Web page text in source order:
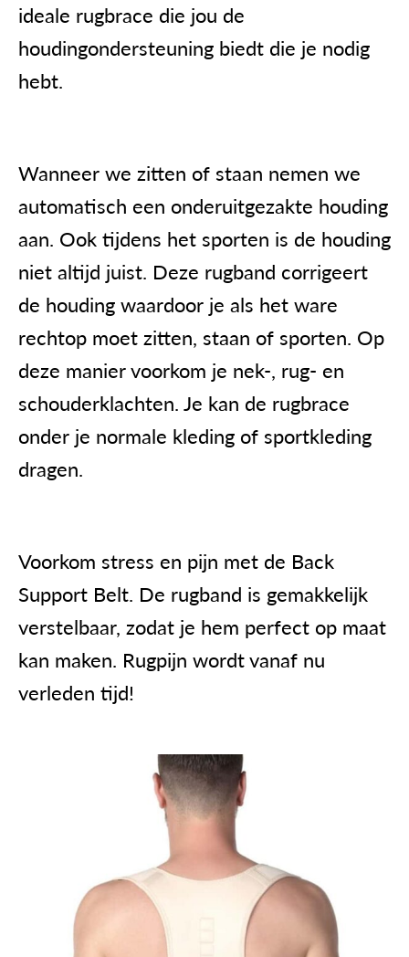
ideale rugbrace die jou de
houdingondersteuning biedt die je nodig
hebt.
Wanneer we zitten of staan nemen we
automatisch een onderuitgezakte houding
aan. Ook tijdens het sporten is de houding
niet altijd juist. Deze rugband corrigeert
de houding waardoor je als het ware
rechtop moet zitten, staan of sporten. Op
deze manier voorkom je nek-, rug- en
schouderklachten. Je kan de rugbrace
onder je normale kleding of sportkleding
dragen.
Voorkom stress en pijn met de Back
Support Belt. De rugband is gemakkelijk
verstelbaar, zodat je hem perfect op maat
kan maken. Rugpijn wordt vanaf nu
verleden tijd!